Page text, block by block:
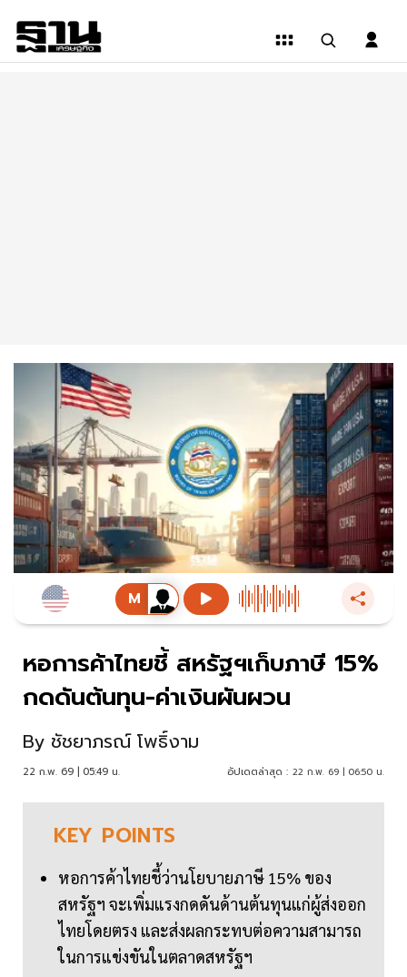
หอการค้าไทยชี้ สหรัฐฯเก็บภาษี 15%
กดดันต้นทุน-ค่าเงินผันผวน
By ชัชยาภรณ์ โพธิ์งาม
22 ก.พ. 69 | 05:49 น. อัปเดตล่าสุด : 22 ก.พ. 69 | 06:50 น.
KEY POINTS
หอการค้าไทยชี้ว่านโยบายภาษี 15% ของ
สหรัฐฯ จะเพิ่มแรงกดดันด้านต้นทุนแก่ผู้ส่งออก
ไทยโดยตรง และส่งผลกระทบต่อความสามารถ
ในการแข่งขันในตลาดสหรัฐฯ